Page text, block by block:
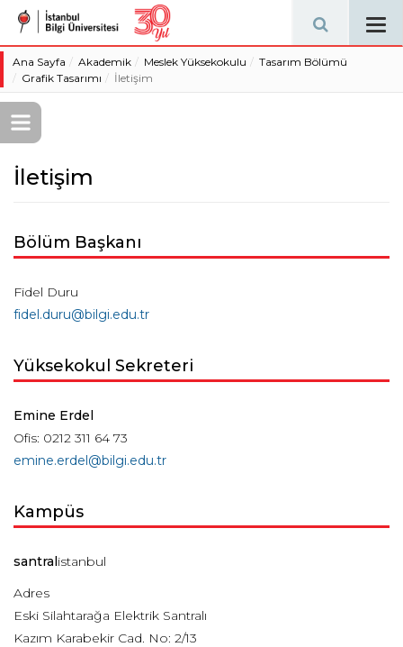
Ana Sayfa Akademik Meslek Yüksekokulu
Tasarım Bölümü
Grafik Tasarımı
İletişim
İletişim
Bölüm Başkanı
Fidel Duru
fidel.duru@bilgi.edu.tr
Yüksekokul Sekreteri
Emine Erdel
Ofis: 0212 311 64 73
emine.erdel@bilgi.edu.tr
Kampüs
santralistanbul
Adres
Eski Silahtarağa Elektrik Santralı
Kazım Karabekir Cad. No: 2/13